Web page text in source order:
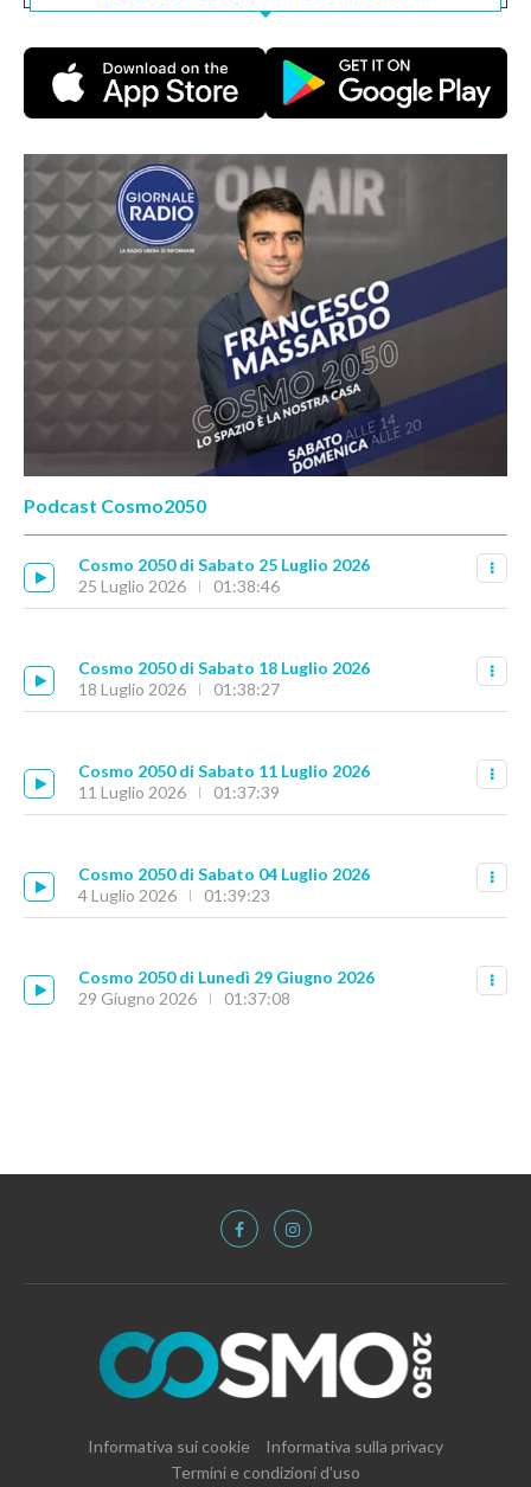
Podcast Cosmo2050
Cosmo 2050 di Sabato 25 Luglio 2026
25 Luglio 2026
01:38:46
Cosmo 2050 di Sabato 18 Luglio 2026
18 Luglio 2026
01:38:27
Cosmo 2050 di Sabato 11 Luglio 2026
11 Luglio 2026
01:37:39
Cosmo 2050 di Sabato 04 Luglio 2026
4 Luglio 2026
01:39:23
Cosmo 2050 di Lunedì 29 Giugno 2026
29 Giugno 2026
01:37:08
Informativa sui cookie
Informativa sulla privacy
Termini e condizioni d’uso